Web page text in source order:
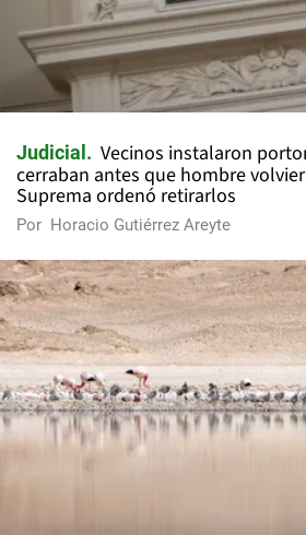
Judicial
Vecinos instalaron
cerraban antes que hombre
Suprema ordenó retirarlos
Por Horacio Gutiérrez Areyte